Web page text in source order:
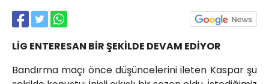
LİG ENTERESAN BİR ŞEKİLDE DEVAM EDİYOR
Bandırma maçı önce düşüncelerini ileten Kaspar şu